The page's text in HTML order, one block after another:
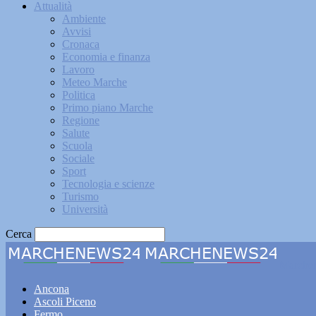
Attualità
Ambiente
Avvisi
Cronaca
Economia e finanza
Lavoro
Meteo Marche
Politica
Primo piano Marche
Regione
Salute
Scuola
Sociale
Sport
Tecnologia e scienze
Turismo
Università
Cerca
Ancona
Ascoli Piceno